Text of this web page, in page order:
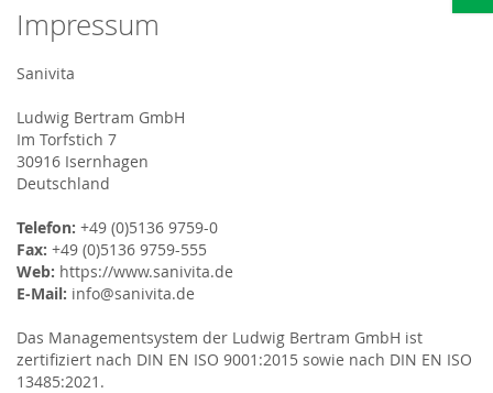
Impressum
Sanivita
Ludwig Bertram GmbH
Im Torfstich 7
30916 Isernhagen
Deutschland
Telefon: +49 (0)5136 9759-0
Fax: +49 (0)5136 9759-555
Web: https://www.sanivita.de
E-Mail: info@sanivita.de
Das Managementsystem der Ludwig Bertram GmbH ist
zertifiziert nach DIN EN ISO 9001:2015 sowie nach DIN EN ISO
13485:2021.